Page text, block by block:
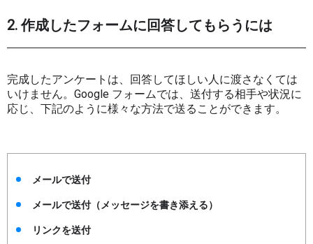
2. 作成したフォームに回答してもらうには
完成したアンケートは、回答してほしい人に渡さなくては
いけません。Google フォームでは、送付する相手や状況に
応じ、下記のように様々な方法で送ることができます。
メールで送付
メールで送付（メッセージを書き添える）
リンクを送付